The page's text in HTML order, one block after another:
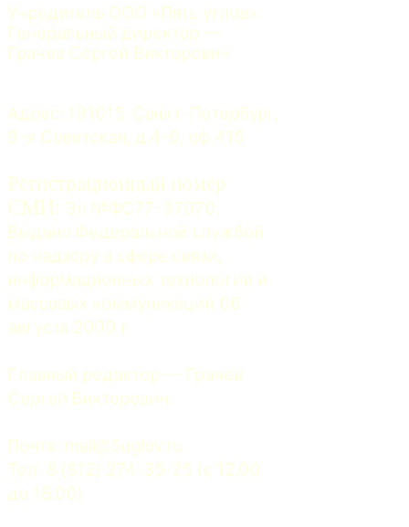
Учредитель ООО «Пять углов».
Генеральный директор —
Грачев Сергей Викторович
Адрес: 191015, Санкт-Петербург,
9-я Советская, д.4-6, оф.415
Регистрационный номер
СМИ: Эл №ФС77-37070.
Выдано Федеральной службой
по надзору в сфере связи,
информационных технологий и
массовых коммуникаций 06
августа 2009 г.
Главный редактор — Грачев
Сергей Викторович.
Почта: mail@5uglov.ru
Тел. 8 (812) 274-35-25 (c 12.00
до 18.00)